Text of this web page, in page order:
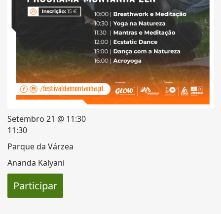
Setembro 21 @ 11:30
11:30
Parque da Várzea
Ananda Kalyani
Participar